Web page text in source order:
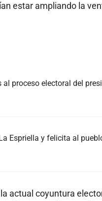
estar ampliando la
proceso electoral del
Espriella y felicita al
actual coyuntura